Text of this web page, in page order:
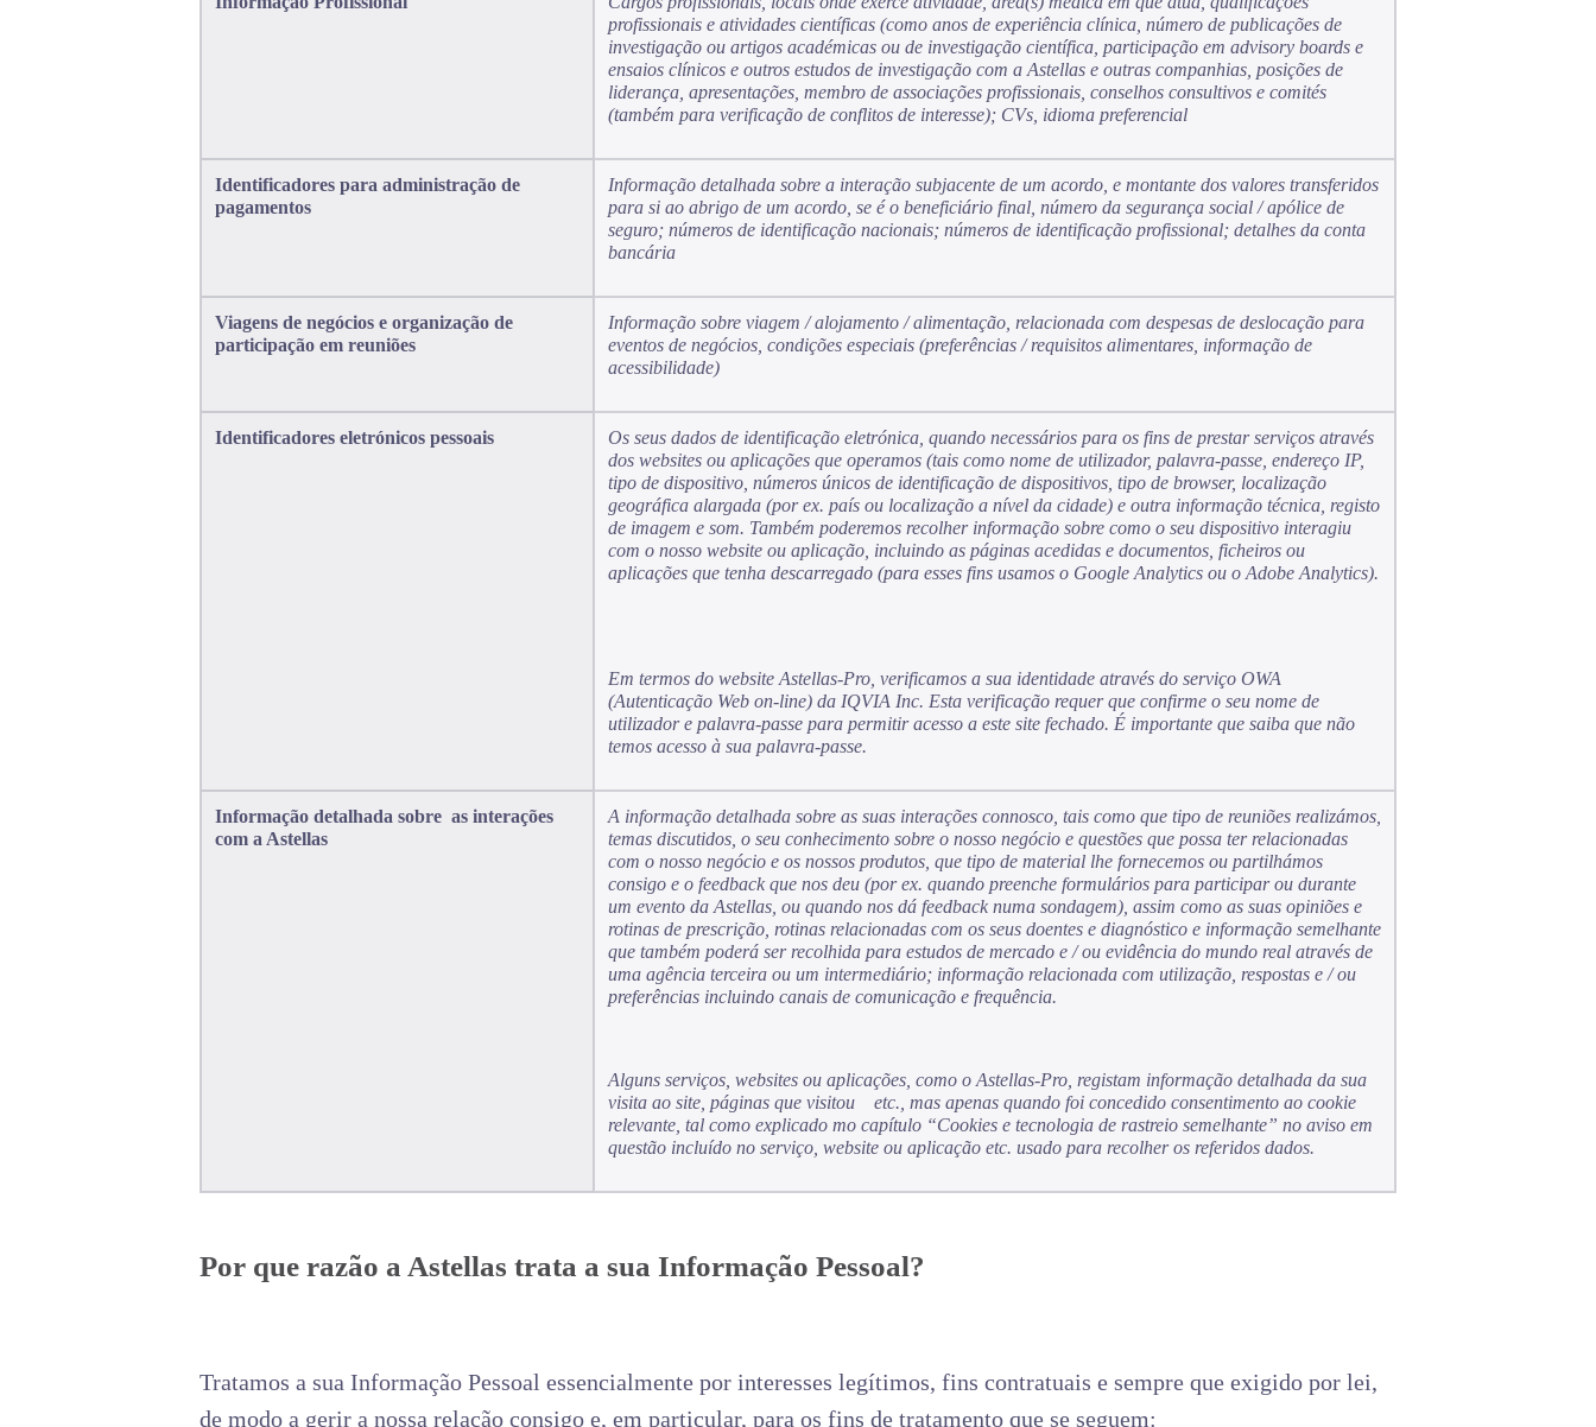
profissionais e atividades científicas (como anos de experiência clínica, número de publicações de
investigação ou artigos académicas ou de investigação científica, participação em advisory boards e
ensaios clínicos e outros estudos de investigação com a Astellas e outras companhias, posições de
liderança, apresentações, membro de associações profissionais, conselhos consultivos e comités
(também para verificação de conflitos de interesse); CVs, idioma preferencial
Identificadores para administração de
pagamentos
Informação detalhada sobre a interação subjacente de um acordo, e montante dos valores transferidos
para si ao abrigo de um acordo, se é o beneficiário final, número da segurança social / apólice de
seguro; números de identificação nacionais; números de identificação profissional; detalhes da conta
bancária
Viagens de negócios e organização de
participação em reuniões
Informação sobre viagem / alojamento / alimentação, relacionada com despesas de deslocação para
eventos de negócios, condições especiais (preferências / requisitos alimentares, informação de
acessibilidade)
Identificadores eletrónicos pessoais
Os seus dados de identificação eletrónica, quando necessários para os fins de prestar serviços através
dos websites ou aplicações que operamos (tais como nome de utilizador, palavra-passe, endereço IP,
tipo de dispositivo, números únicos de identificação de dispositivos, tipo de browser, localização
geográfica alargada (por ex. país ou localização a nível da cidade) e outra informação técnica, registo
de imagem e som. Também poderemos recolher informação sobre como o seu dispositivo interagiu
com o nosso website ou aplicação, incluindo as páginas acedidas e documentos, ficheiros ou
aplicações que tenha descarregado (para esses fins usamos o Google Analytics ou o Adobe Analytics).
Em termos do website Astellas-Pro, verificamos a sua identidade através do serviço OWA
(Autenticação Web on-line) da IQVIA Inc. Esta verificação requer que confirme o seu nome de
utilizador e palavra-passe para permitir acesso a este site fechado. É importante que saiba que não
temos acesso à sua palavra-passe.
Informação detalhada sobre as interações
com a Astellas
A informação detalhada sobre as suas interações connosco, tais como que tipo de reuniões realizámos,
temas discutidos, o seu conhecimento sobre o nosso negócio e questões que possa ter relacionadas
com o nosso negócio e os nossos produtos, que tipo de material lhe fornecemos ou partilhámos
consigo e o feedback que nos deu (por ex. quando preenche formulários para participar ou durante
um evento da Astellas, ou quando nos dá feedback numa sondagem), assim como as suas opiniões e
rotinas de prescrição, rotinas relacionadas com os seus doentes e diagnóstico e informação semelhante
que também poderá ser recolhida para estudos de mercado e / ou evidência do mundo real através de
uma agência terceira ou um intermediário; informação relacionada com utilização, respostas e / ou
preferências incluindo canais de comunicação e frequência.
Alguns serviços, websites ou aplicações, como o Astellas-Pro, registam informação detalhada da sua
visita ao site, páginas que visitou etc., mas apenas quando foi concedido consentimento ao cookie
relevante, tal como explicado mo capítulo “Cookies e tecnologia de rastreio semelhante” no aviso em
questão incluído no serviço, website ou aplicação etc. usado para recolher os referidos dados.
Por que razão a Astellas trata a sua Informação Pessoal?
Tratamos a sua Informação Pessoal essencialmente por interesses legítimos, fins contratuais e sempre que exigido por lei,
de modo a gerir a nossa relação consigo e, em particular, para os fins de tratamento que se seguem: